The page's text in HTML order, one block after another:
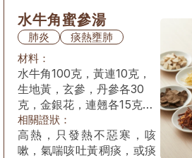
水牛角蜜參湯
肺炎
痰熱壅肺
材料：
水牛角100克，黃連10克，
生地黃，玄參，丹參各30
克，金銀花，連翹各15克，
淡竹葉10克，蜂蜜60克，
先煎水牛角2小時
相關證狀：
高熱，只發熱不惡寒，咳
嗽，氣喘咳吐黃稠痰，或痰